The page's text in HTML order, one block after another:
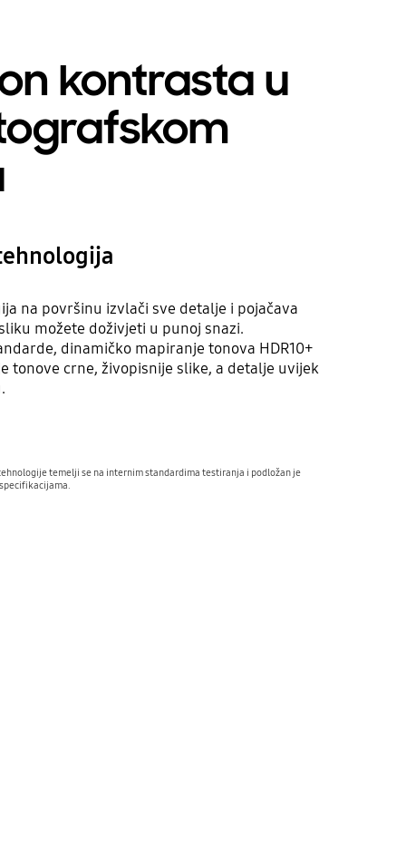
kontrasta u
na površinu izvlači sve detalje i pojačava
možete doživjeti u punoj snazi.
dinamičko mapiranje tonova HDR10+
tonove crne, živopisnije slike, a detalje uvijek
temelji se na internim standardima testiranja i podložan je